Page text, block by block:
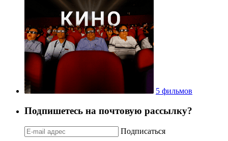
5 фильмов
Подпишетесь на почтовую рассылку?
Подписаться